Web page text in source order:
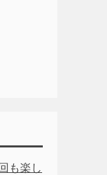
も楽し